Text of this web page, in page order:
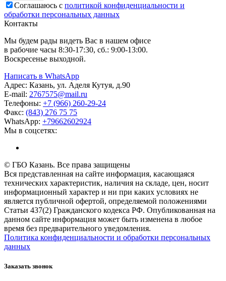
Соглашаюсь с политикой конфиденциальности и
обработки персональных данных
Контакты
Мы будем рады видеть Вас в нашем офисе
в рабочие часы 8:30-17:30, сб.: 9:00-13:00.
Воскресенье выходной.
Написать в WhatsApp
Адрес: Казань, ул. Аделя Кутуя, д.90
E-mail: 2767575@mail.ru
Телефоны: +7 (966) 260-29-24
Факс: (843) 276 75 75
WhatsApp: +79662602924
Мы в соцсетях:
© ГБО Казань. Все права защищены
Вся представленная на сайте информация, касающаяся
технических характеристик, наличия на складе, цен, носит
информационный характер и ни при каких условиях не
является публичной офертой, определяемой положениями
Статьи 437(2) Гражданского кодекса РФ. Опубликованная на
данном сайте информация может быть изменена в любое
время без предварительного уведомления.
Политика конфиденциальности и обработки персональных
данных
Заказать звонок